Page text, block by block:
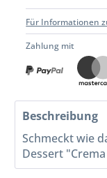
Für Informationen
Zahlung mit
Beschreibung
Schmeckt wie
Dessert